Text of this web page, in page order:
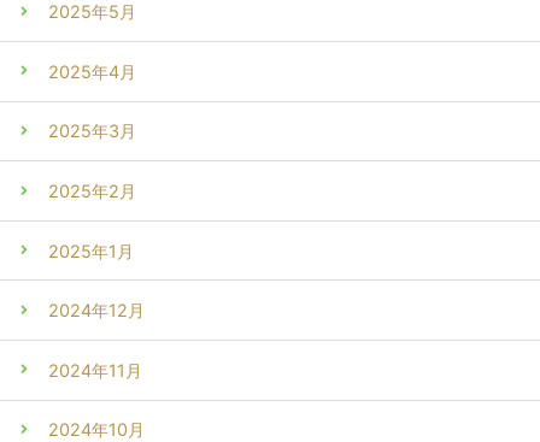
2025年5月
2025年4月
2025年3月
2025年2月
2025年1月
2024年12月
2024年11月
2024年10月